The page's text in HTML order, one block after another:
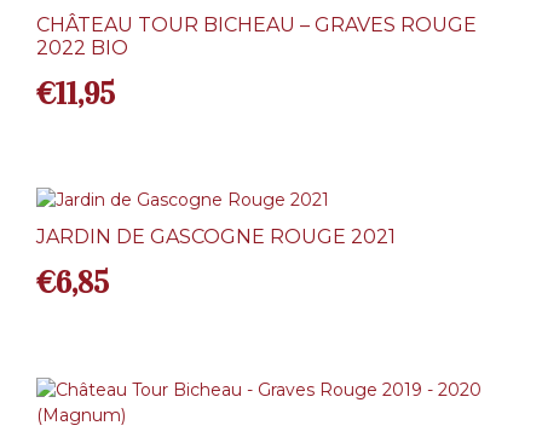
CHÂTEAU TOUR BICHEAU – GRAVES ROUGE
2022 BIO
€11,95
JARDIN DE GASCOGNE ROUGE 2021
€6,85